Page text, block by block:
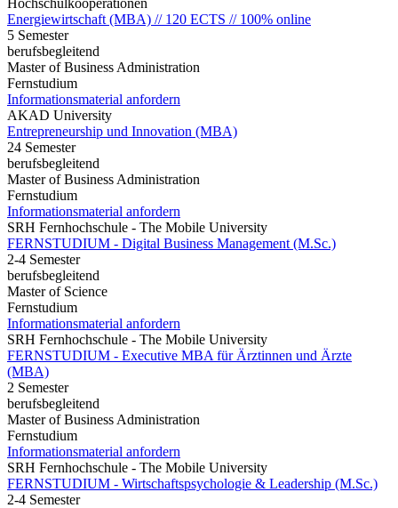
Hochschulkooperationen
Energiewirtschaft (MBA) // 120 ECTS // 100% online
5 Semester
berufsbegleitend
Master of Business Administration
Fernstudium
Informationsmaterial anfordern
AKAD University
Entrepreneurship und Innovation (MBA)
24 Semester
berufsbegleitend
Master of Business Administration
Fernstudium
Informationsmaterial anfordern
SRH Fernhochschule - The Mobile University
FERNSTUDIUM - Digital Business Management (M.Sc.)
2-4 Semester
berufsbegleitend
Master of Science
Fernstudium
Informationsmaterial anfordern
SRH Fernhochschule - The Mobile University
FERNSTUDIUM - Executive MBA für Ärztinnen und Ärzte
(MBA)
2 Semester
berufsbegleitend
Master of Business Administration
Fernstudium
Informationsmaterial anfordern
SRH Fernhochschule - The Mobile University
FERNSTUDIUM - Wirtschaftspsychologie & Leadership (M.Sc.)
2-4 Semester